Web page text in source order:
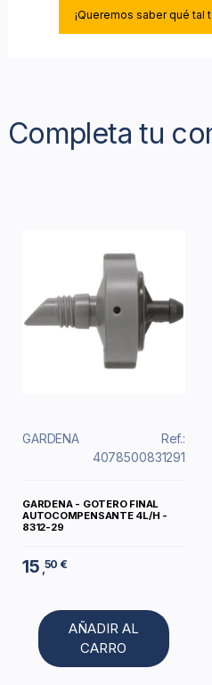
¡Queremos saber qué tal
Completa tu
GARDENA
Ref.:
4078500831291
GARDENA - GOTERO FINAL
AUTOCOMPENSANTE 4L/H -
8312-29
15 ,50 €
AÑADIR AL
CARRO